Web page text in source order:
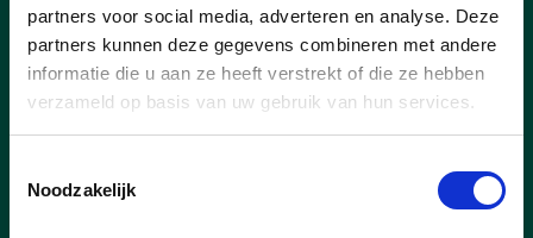
partners voor social media, adverteren en analyse. Deze
partners kunnen deze gegevens combineren met andere
informatie die u aan ze heeft verstrekt of die ze hebben
verzameld op basis van uw gebruik van hun services.
Noodzakelijk
lees meer